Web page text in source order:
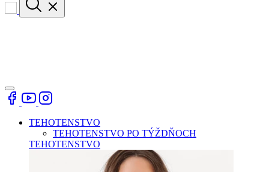
TEHOTENSTVO
TEHOTENSTVO PO TÝŽDŇOCH
TEHOTENSTVO